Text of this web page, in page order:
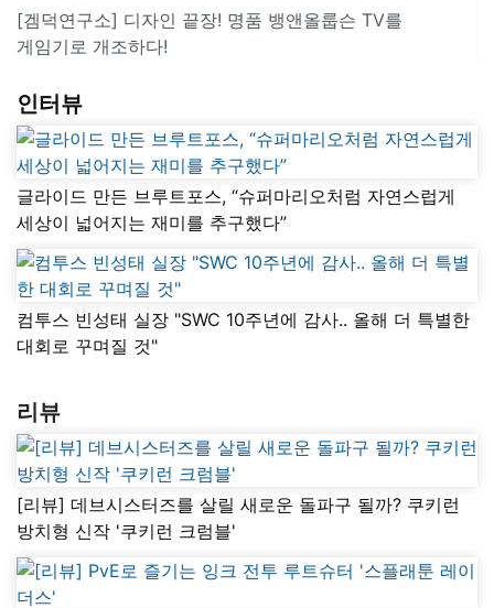
[겜덕연구소] 디자인 끝장! 명품 뱅앤올룹슨 TV를
게임기로 개조하다!
인터뷰
글라이드 만든 브루트포스, “슈퍼마리오처럼 자연스럽게
세상이 넓어지는 재미를 추구했다”
컴투스 빈성태 실장 "SWC 10주년에 감사.. 올해 더 특별한
대회로 꾸며질 것"
리뷰
[리뷰] 데브시스터즈를 살릴 새로운 돌파구 될까? 쿠키런
방치형 신작 '쿠키런 크럼블'